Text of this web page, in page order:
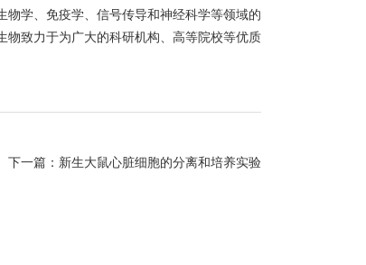
学、免疫学、信号传导和神经科学等领域的
物致力于为广大的科研机构、高等院校等优质
下一篇： 新生大鼠心脏细胞的分离和培养实验